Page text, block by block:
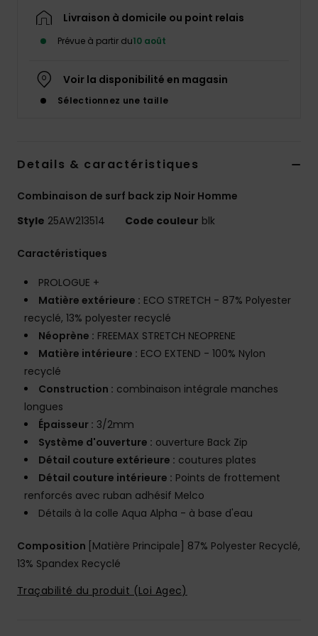
Livraison à domicile ou point relais
Prévue à partir du10 août
Voir la disponibilité en magasin
Sélectionnez une taille
Details & caractéristiques
Combinaison de surf back zip Noir Homme
Style 25AW213514 Code couleur blk
Caractéristiques
PROLOGUE +
Matière extérieure : ECO STRETCH - 87% Polyester
recyclé, 13% polyester recyclé
Néoprène : FREEMAX STRETCH NEOPRENE
Matière intérieure : ECO EXTEND - 100% Nylon
recyclé
Construction : combinaison intégrale manches
longues
Épaisseur : 3/2mm
Système d'ouverture : ouverture Back Zip
Détail couture extérieure : coutures plates
Détail couture intérieure : Points de frottement
renforcés avec ruban adhésif Melco
Détails à la colle Aqua Alpha - à base d'eau
Composition [Matière Principale] 87% Polyester Recyclé,
13% Spandex Recyclé
Traçabilité du produit (Loi Agec)